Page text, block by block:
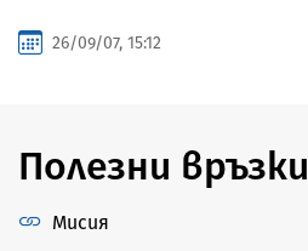
26/09/07, 15:12
Полезни връзки
Мисия